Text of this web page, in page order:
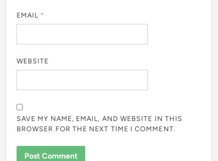
EMAIL *
WEBSITE
SAVE MY NAME, EMAIL, AND WEBSITE IN THIS
BROWSER FOR THE NEXT TIME I COMMENT.